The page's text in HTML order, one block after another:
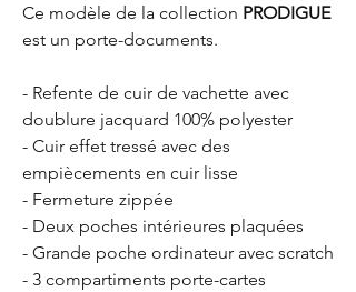
Ce modèle de la collection PRODIGUE
est un porte-documents.
- Refente de cuir de vachette avec
doublure jacquard 100% polyester
- Cuir effet tressé avec des
empiècements en cuir lisse
- Fermeture zippée
- Deux poches intérieures plaquées
- Grande poche ordinateur avec scratch
- 3 compartiments porte-cartes